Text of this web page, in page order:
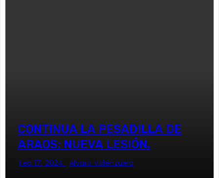
CONTINUA LA PESADILLA DE
ARAOS: NUEVA LESIÓN.
Feb 17, 2024 Alvaro Valenzuela